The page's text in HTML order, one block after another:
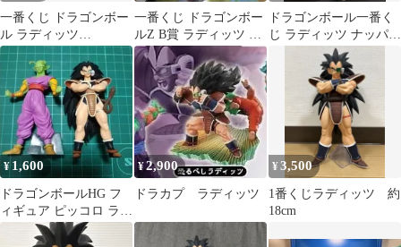
一番くじ ドラゴンボー
ル ラディッツ
MASTERLISE B賞 未
開封
一番くじ ドラゴンボー
ルZ B賞 ラディッツ フ
ィギュア
ドラゴンボール一番く
じ ラディッツ ナッパ
フィギュア セット(箱
¥ 1,600
ドラゴンボールHG フ
ィギュア ピッコロ ラデ
ィッツ 2体セット
¥2,900
ドラカプ ラディッツ
¥3,500
1番くじラディッツ 約
18cm